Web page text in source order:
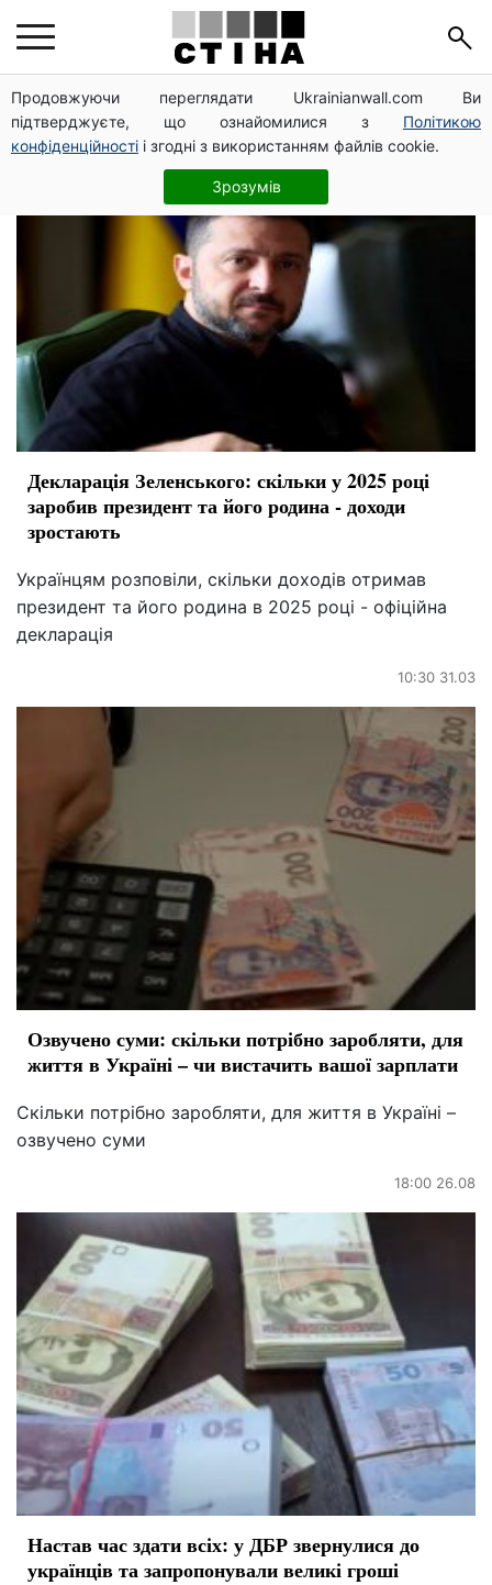
Продовжуючи переглядати Ukrainianwall.com Ви
підтверджуєте, що ознайомилися з Політикою
конфіденційності і згодні з використанням файлів cookie.
Зрозумів
заработок
Декларація Зеленського: скільки у 2025 році
заробив президент та його родина - доходи
зростають
Українцям розповіли, скільки доходів отримав
президент та його родина в 2025 році - офіційна
декларація
10:30 31.03
Озвучено суми: скільки потрібно заробляти, для
життя в Україні – чи вистачить вашої зарплати
Скільки потрібно заробляти, для життя в Україні –
озвучено суми
18:00 26.08
Настав час здати всіх: у ДБР звернулися до
українців та запропонували великі гроші